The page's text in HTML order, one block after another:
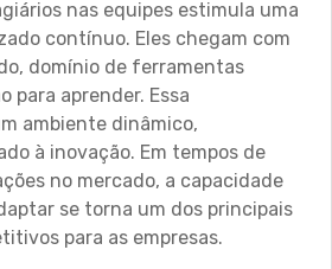
nas equipes estimula uma
contínuo. Eles chegam com
domínio de ferramentas
para aprender. Essa
ambiente dinâmico,
à inovação. Em tempos de
no mercado, a capacidade
se torna um dos principais
para as empresas.